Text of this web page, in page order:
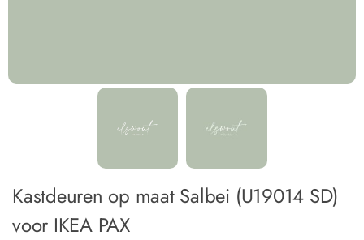
Kastdeuren op maat Salbei (U19014 SD)
voor IKEA PAX